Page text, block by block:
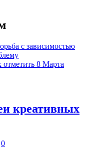
с зависимостью
отметить 8 Марта
креативных
0